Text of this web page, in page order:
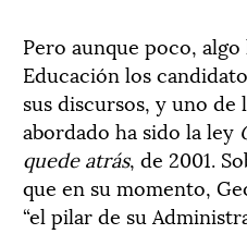
Pero aunque poco,
Educación los
sus discursos, y uno de
abordado ha sido la ley
quede atrás, de 2001.
que en su momento,
“el pilar de su